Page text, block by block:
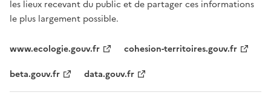
les lieux recevant du public et de partager ces informations
le plus largement possible.
www.ecologie.gouv.fr
cohesion-territoires.gouv.fr
beta.gouv.fr
data.gouv.fr